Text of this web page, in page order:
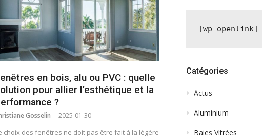
en bois, alu ou PVC : quelle
pour allier l’esthétique et la
?
Gosselin 2025-01-30
choix des fenêtres ne doit pas être fait à la légère
[wp-openlink]
Catégories
Actus
Aluminium
Baies Vitrées